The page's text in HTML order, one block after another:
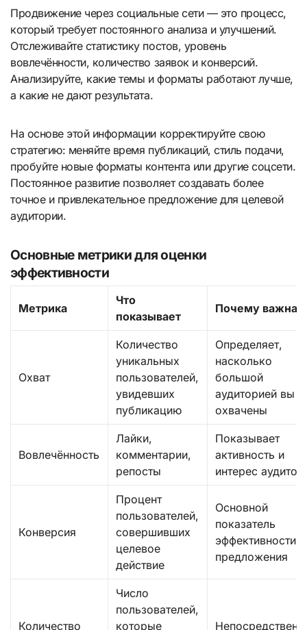
Продвижение через социальные сети — это процесс,
который требует постоянного анализа и улучшений.
Отслеживайте статистику постов, уровень
вовлечённости, количество заявок и конверсий.
Анализируйте, какие темы и форматы работают лучше,
а какие не дают результата.
На основе этой информации корректируйте свою
стратегию: меняйте время публикаций, стиль подачи,
пробуйте новые форматы контента или другие соцсети.
Постоянное развитие позволяет создавать более
точное и привлекательное предложение для целевой
аудитории.
Основные метрики для оценки
эффективности
Метрика
Что
показывает
Почему важна
Охват
Количество
уникальных
пользователей,
увидевших
публикацию
Определяет,
насколько
большой
аудиторией вы
охвачены
Вовлечённость
Лайки,
комментарии,
репосты
Показывает
активность и
интерес
Конверсия
Процент
пользователей,
совершивших
целевое
действие
Основной
показатель
эффективности
предложения
Количество
Число
пользователей,
которые